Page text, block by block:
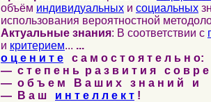
объём индивидуальных и социальных
использования вероятностной
Актуальные знания: В соответствии с
и критерием... ...
о ц е н и т е с а м о с т о я т е л ь н о:
— с т е п е н ь р а з в и т и я с о в р
— о б ъ е м В а ш и х з н а н и й и
— В а ш и н т е л л е к т !